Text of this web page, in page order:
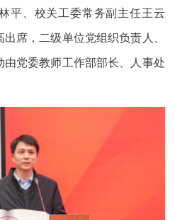
平、校关工委常务副主任王云
席，二级单位党组织负责人、
党委教师工作部部长、人事处